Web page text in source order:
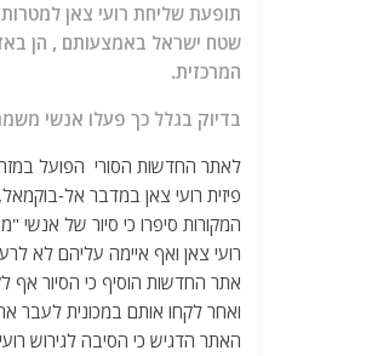
at
s
A
p
p
e
ra
m
ai
itt
er
תופעת שליחת רועי צאן
שטח ישראל באמצעותם , הן
המרכזית.
בדיוק בגלל כך פעלו אנשי
פיזית רועי צאן במדבר אל-
המקורות סיפרו כי סיור של
רועי צאן ואף איימה עליהם לא
ואחר לקחו אותם במכונית לעבר
האתר הדגיש כי הסיבה לגירוש